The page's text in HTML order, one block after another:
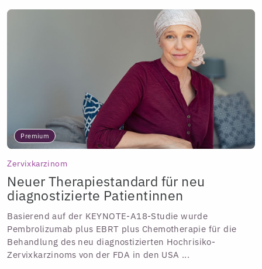
Premium
Zervixkarzinom
Neuer Therapiestandard für neu
diagnostizierte Patientinnen
Basierend auf der KEYNOTE-A18-Studie wurde
Pembrolizumab plus EBRT plus Chemotherapie für die
Behandlung des neu diagnostizierten Hochrisiko-
Zervixkarzinoms von der FDA in den USA ...